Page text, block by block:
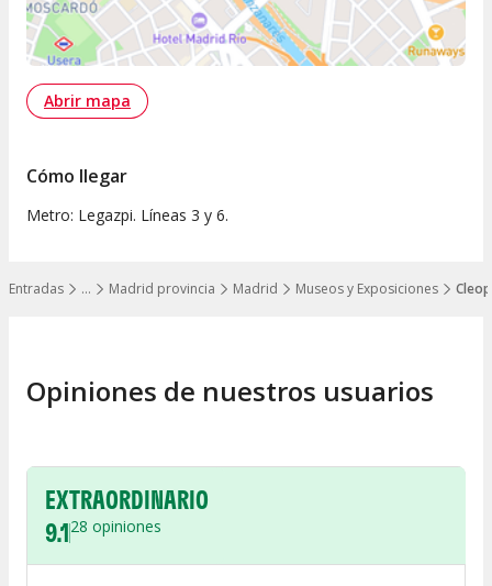
…
Mostrar todos los niveles
Entradas Madrid provincia Madrid Museos y Exposiciones
Abrir mapa
Cómo llegar
Metro: Legazpi. Líneas 3 y 6.
Opiniones de nuestros usuarios
EXTRAORDINARIO
9.128 opiniones